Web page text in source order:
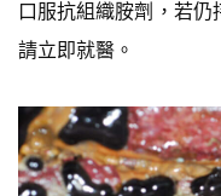
口服抗組織胺劑，若
請立即就醫。